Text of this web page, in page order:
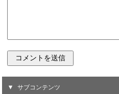
サブコンテンツ